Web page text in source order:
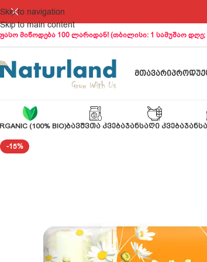
Skip to navigation
Skip to main content
მიწოდება 100 ლარიდან! (თბილისი: 1 სამუშაო დღე;
ᲛᲗᲐᲕᲐᲠᲘ
(100% BIO)ᲑᲐᲕᲨᲕᲗᲐ ᲙᲕᲔᲑᲐᲯᲐᲜᲡᲐᲦᲘ ᲙᲕᲔᲑᲐ
-15%